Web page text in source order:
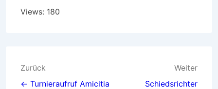
Views: 180
Beitragsnavigation
Zurück
← Turnieraufruf Amicitia
Weiter
Schiedsrichter